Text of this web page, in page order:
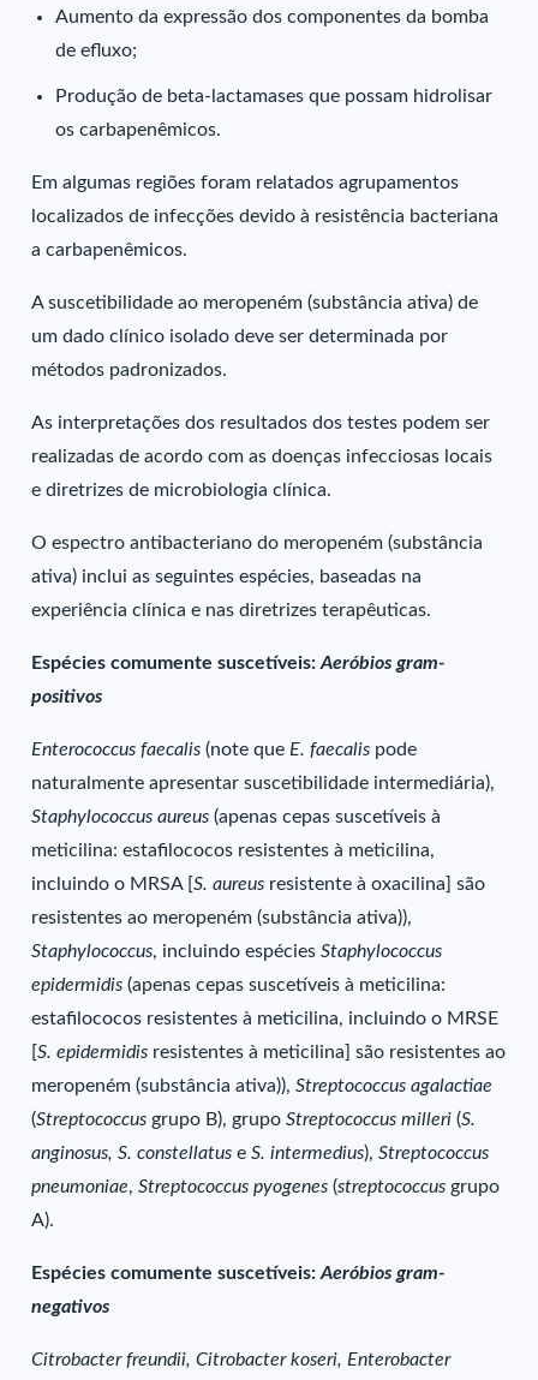
Aumento da expressão dos componentes da bomba
de efluxo;
Produção de beta-lactamases que possam hidrolisar
os carbapenêmicos.
Em algumas regiões foram relatados agrupamentos
localizados de infecções devido à resistência bacteriana
a carbapenêmicos.
A suscetibilidade ao meropeném (substância ativa) de
um dado clínico isolado deve ser determinada por
métodos padronizados.
As interpretações dos resultados dos testes podem ser
realizadas de acordo com as doenças infecciosas locais
e diretrizes de microbiologia clínica.
O espectro antibacteriano do meropeném (substância
ativa) inclui as seguintes espécies, baseadas na
experiência clínica e nas diretrizes terapêuticas.
Espécies comumente suscetíveis:Aeróbios gram-
positivos
Enterococcus faecalis (note que E. faecalis pode
naturalmente apresentar suscetibilidade intermediária),
Staphylococcus aureus (apenas cepas suscetíveis à
meticilina: estafilococos resistentes à meticilina,
incluindo o MRSA [S. aureus resistente à oxacilina] são
resistentes ao meropeném (substância ativa)),
Staphylococcus, incluindo espéciesStaphylococcus
epidermidis (apenas cepas suscetíveis à meticilina:
estafilococos resistentes à meticilina, incluindo o MRSE
[S. epidermidis resistentes à meticilina] são resistentes ao
meropeném (substância ativa)),Streptococcus agalactiae
(Streptococcus grupo B), grupoStreptococcus milleri (S.
anginosus, S. constellatus eS. intermedius),Streptococcus
pneumoniae,Streptococcus pyogenes (streptococcus grupo
A).
Espécies comumente suscetíveis:Aeróbios gram-
negativos
Citrobacter freundii, Citrobacter koseri, Enterobacter